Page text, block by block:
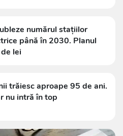
numărul stațiilor
până în 2030. Planul
lei
trăiesc aproape 95 de ani.
nu intră în top